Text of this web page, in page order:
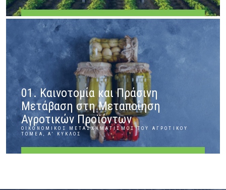
ΠΕΡΙΣΣΌΤΕΡΑ
01. Καινοτομία και Πράσινη
Μετάβαση στη Μεταποίηση
Αγροτικών Προϊόντων
ΟΙΚΟΝΟΜΙΚΌΣ ΜΕΤΑΣΧΗΜΑΤΙΣΜΌΣ ΤΟΥ ΑΓΡΟΤΙΚΟΎ
ΤΟΜΈΑ, Α' ΚΎΚΛΟΣ